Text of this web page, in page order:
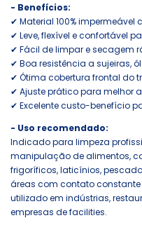
- Benefícios:
✔ Material 100%
✔ Leve, flexível e confortável
✔ Fácil de limpar e secagem
✔ Boa resistência a sujeiras,
✔ Ótima cobertura frontal do
✔ Ajuste prático para melhor
✔ Excelente custo-benefício
- Uso recomendado:
Indicado para limpeza
manipulação de alimentos,
frigoríficos, laticínios,
áreas com contato
utilizado em indústrias,
empresas de facilities.